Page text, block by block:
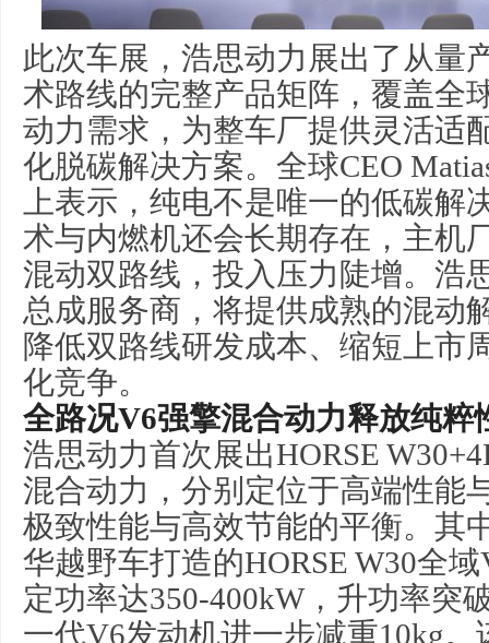
此次车展，浩思动力展出了从量
术路线的完整产品矩阵，覆盖全
动力需求，为整车厂提供灵活适
化脱碳解决方案。全球CEO
上表示，纯电不是唯一的低碳解
术与内燃机还会长期存在，主机
混动双路线，投入压力陡增。浩
总成服务商，将提供成熟的混动
降低双路线研发成本、缩短上市
化竞争。
全路况V6强擎混合动力释放纯粹
浩思动力首次展出HORSE
混合动力，分别定位于高端性能
极致性能与高效节能的平衡。其
华越野车打造的HORSE W30全
定功率达350-400kW，升功率突
一代V6发动机进一步减重10kg